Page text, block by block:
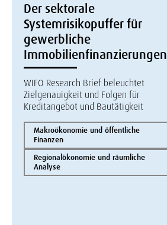
Der sektorale
Systemrisikopuffer für
gewerbliche
Immobilienfinanzierungen
WIFO Research Brief beleuchtet
Zielgenauigkeit und Folgen für
Kreditangebot und Bautätigkeit
Makroökonomie und öffentliche
Finanzen
Regionalökonomie und räumliche
Analyse